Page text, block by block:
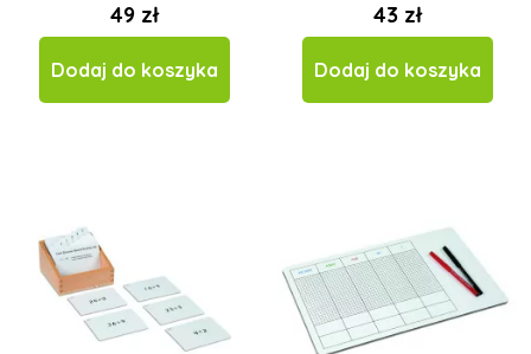
49 zł
Dodaj do koszyka
43 zł
Dodaj do koszyka